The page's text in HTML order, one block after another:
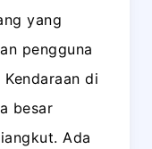
yang
pengguna
di
besar
Ada